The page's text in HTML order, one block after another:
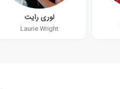
لوری رایت
Laurie Wright